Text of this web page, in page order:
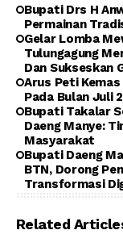
Bupati Drs H
Permainan
Gelar Lomba
Tulungagung
Dan Sukseskan
Arus Peti
Pada Bulan Juli
Bupati Takalar
Daeng Manye:
Masyarakat
Bupati Daeng
BTN, Dorong
Transformasi
Related